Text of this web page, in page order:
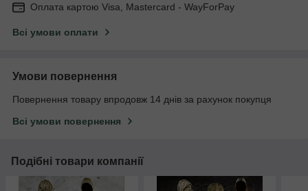
Оплата картою Visa, Mastercard - WayForPay
Всі умови оплати
Умови повернення
Повернення товару впродовж 14 днів за рахунок покупця
Всі умови повернення
Подібні товари компанії